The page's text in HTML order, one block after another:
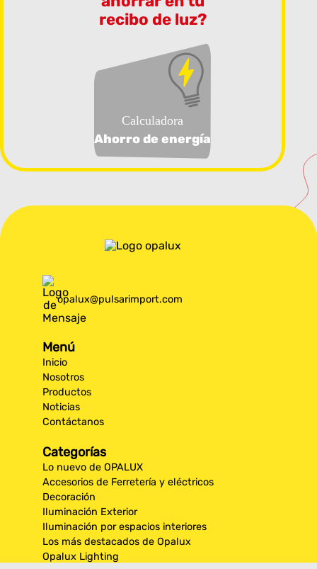
recibo de luz?
Calculadora
Ahorro de energía
opalux@pulsarimport.com
Menú
Inicio
Nosotros
Productos
Noticias
Contáctanos
Categorías
Lo nuevo de OPALUX
Accesorios de Ferretería y eléctricos
Decoración
Iluminación Exterior
Iluminación por espacios interiores
Los más destacados de Opalux
Opalux Lighting